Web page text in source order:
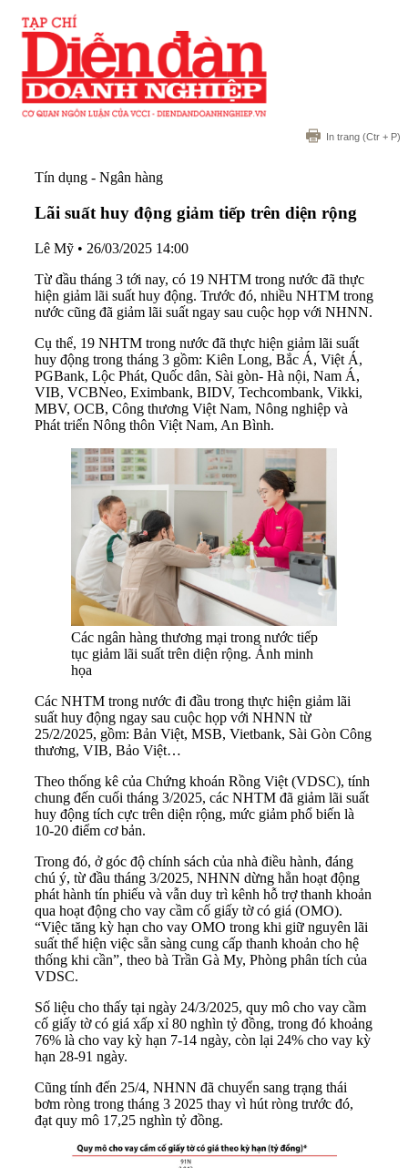
In trang (Ctr + P)
Tín dụng - Ngân hàng
Lãi suất huy động giảm tiếp trên diện rộng
Lê Mỹ • 26/03/2025 14:00
Từ đầu tháng 3 tới nay, có 19 NHTM trong nước đã thực
hiện giảm lãi suất huy động. Trước đó, nhiều NHTM trong
nước cũng đã giảm lãi suất ngay sau cuộc họp với NHNN.
Cụ thể, 19 NHTM trong nước đã thực hiện giảm lãi suất
huy động trong tháng 3 gồm: Kiên Long, Bắc Á, Việt Á,
PGBank, Lộc Phát, Quốc dân, Sài gòn- Hà nội, Nam Á,
VIB, VCBNeo, Eximbank, BIDV, Techcombank, Vikki,
MBV, OCB, Công thương Việt Nam, Nông nghiệp và
Phát triển Nông thôn Việt Nam, An Bình.
Các ngân hàng thương mại trong nước tiếp
tục giảm lãi suất trên diện rộng. Ảnh minh
họa
Các NHTM trong nước đi đầu trong thực hiện giảm lãi
suất huy động ngay sau cuộc họp với NHNN từ
25/2/2025, gồm: Bản Việt, MSB, Vietbank, Sài Gòn Công
thương, VIB, Bảo Việt…
Theo thống kê của Chứng khoán Rồng Việt (VDSC), tính
chung đến cuối tháng 3/2025, các NHTM đã giảm lãi suất
huy động tích cực trên diện rộng, mức giảm phổ biến là
10-20 điểm cơ bản.
Trong đó, ở góc độ chính sách của nhà điều hành, đáng
chú ý, từ đầu tháng 3/2025, NHNN dừng hẳn hoạt động
phát hành tín phiếu và vẫn duy trì kênh hỗ trợ thanh khoản
qua hoạt động cho vay cầm cố giấy tờ có giá (OMO).
“Việc tăng kỳ hạn cho vay OMO trong khi giữ nguyên lãi
suất thể hiện việc sẵn sàng cung cấp thanh khoản cho hệ
thống khi cần”, theo bà Trần Gà My, Phòng phân tích của
VDSC.
Số liệu cho thấy tại ngày 24/3/2025, quy mô cho vay cầm
cố giấy tờ có giá xấp xỉ 80 nghìn tỷ đồng, trong đó khoảng
76% là cho vay kỳ hạn 7-14 ngày, còn lại 24% cho vay kỳ
hạn 28-91 ngày.
Cũng tính đến 25/4, NHNN đã chuyển sang trạng thái
bơm ròng trong tháng 3 2025 thay vì hút ròng trước đó,
đạt quy mô 17,25 nghìn tỷ đồng.